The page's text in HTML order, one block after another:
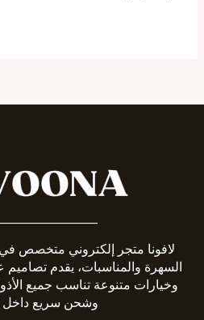
لافونا متجر إلكتروني متخصص في
السهرة والمناسبات، يقدم
وخيارات متنوعة تناسب جميع
وشحن سريع داخل